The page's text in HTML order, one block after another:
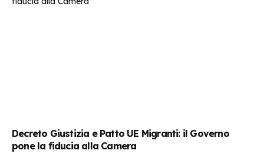
Decreto Giustizia e Patto UE Migranti: il Governo
pone la fiducia alla Camera